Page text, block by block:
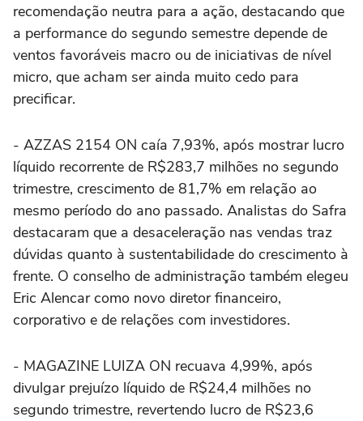
recomendação neutra para a ação, destacando que
a performance do segundo semestre depende de
ventos favoráveis macro ou de iniciativas de nível
micro, que acham ser ainda muito cedo para
precificar.
- AZZAS 2154 ON caía 7,93%, após mostrar lucro
líquido recorrente de R$283,7 milhões no segundo
trimestre, crescimento de 81,7% em relação ao
mesmo período do ano passado. Analistas do Safra
destacaram que a desaceleração nas vendas traz
dúvidas quanto à sustentabilidade do crescimento à
frente. O conselho de administração também elegeu
Eric Alencar como novo diretor financeiro,
corporativo e de relações com investidores.
- MAGAZINE LUIZA ON recuava 4,99%, após
divulgar prejuízo líquido de R$24,4 milhões no
segundo trimestre, revertendo lucro de R$23,6